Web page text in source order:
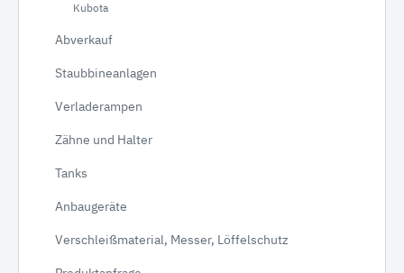
Kubota
Abverkauf
Staubbineanlagen
Verladerampen
Zähne und Halter
Tanks
Anbaugeräte
Verschleißmaterial, Messer, Löffelschutz